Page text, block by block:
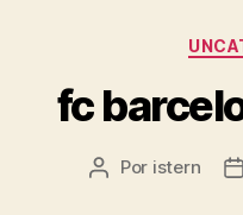
fc
Autor
Por istern